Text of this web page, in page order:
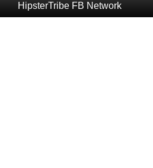
HipsterTribe FB Network